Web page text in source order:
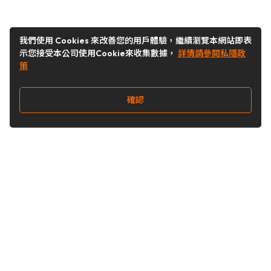
我們使用 Cookies 來改善您的用戶體驗，繼續瀏覽本網站即表
示您接受本公司使用Cookie來收集數據， 詳情請參閱私隱政
策
確認